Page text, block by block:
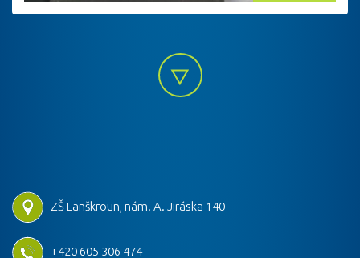
ZŠ Lanškroun, nám. A. Jiráska 140
+420 605 306 474